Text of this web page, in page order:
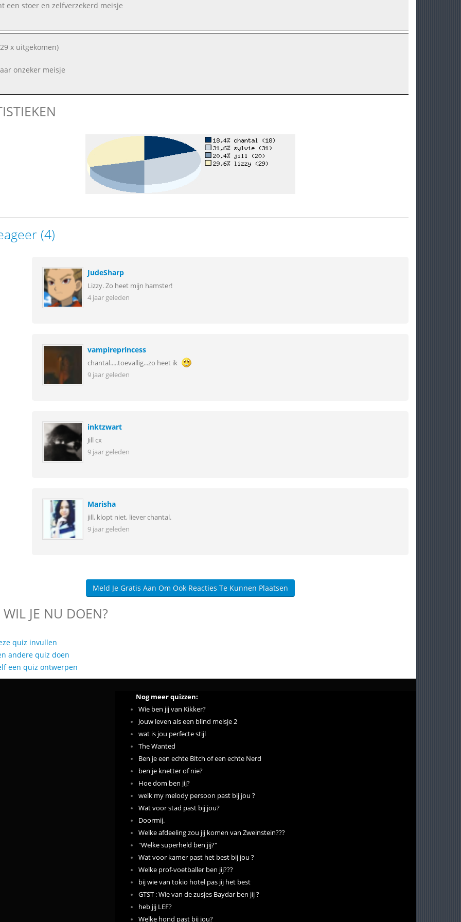
een stoer en zelfverzekerd meisje
x uitgekomen)
onzeker meisje
(4)
JudeSharp
Lizzy. Zo heet mijn hamster!
4 jaar geleden
vampireprincess
chantal.....toevallig...zo heet ik
9 jaar geleden
inktzwart
Jill cx
9 jaar geleden
Marisha
jill, klopt niet, liever chantal.
9 jaar geleden
Meld Je Gratis Aan Om Ook Reacties Te Kunnen Plaatsen
JE NU DOEN?
quiz invullen
andere quiz doen
een quiz ontwerpen
Nog meer quizzen:
Wie ben jij van Kikker?
Jouw leven als een blind meisje 2
wat is jou perfecte stijl
The Wanted
Ben je een echte Bitch of een echte Nerd
ben je knetter of nie?
Hoe dom ben jij?
welk my melody persoon past bij jou ?
Wat voor stad past bij jou?
Doormij.
Welke afdeeling zou jij komen van Zweinstein???
"Welke superheld ben jij?"
Wat voor kamer past het best bij jou ?
Welke prof-voetballer ben jij???
bij wie van tokio hotel pas jij het best
GTST : Wie van de zusjes Baydar ben jij ?
heb jij LEF?
Welke hond past bij jou?